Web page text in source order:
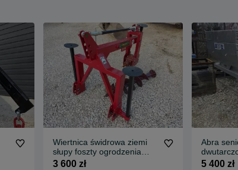
Wiertnica świdrowa ziemi
słupy foszty ogrodzenia
słupki 12-50cm
3 600 zł
Abra
ocynk
5 400 zł